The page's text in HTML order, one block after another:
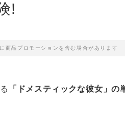
!
商品プロモーションを含む場合があります
「ドメスティックな彼女」